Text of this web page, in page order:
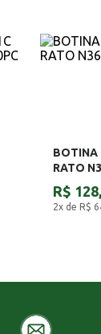
BOTINA
RATO
R$
2x de R$